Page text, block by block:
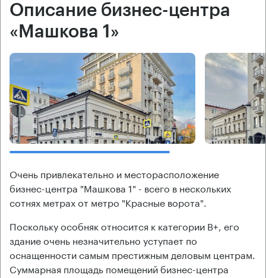
Описание бизнес-центра
«Машкова 1»
Очень привлекательно и месторасположение
бизнес-центра "Машкова 1" - всего в нескольких
сотнях метрах от метро "Красные ворота".
Поскольку особняк относится к категории В+, его
здание очень незначительно уступает по
оснащенности самым престижным деловым центрам.
Суммарная площадь помещений бизнес-центра